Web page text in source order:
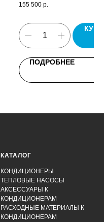
155 500 р.
ПОДРОБНЕЕ
КАТАЛОГ
КОНДИЦИОНЕРЫ
ТЕПЛОВЫЕ НАСОСЫ
АКСЕССУАРЫ К
КОНДИЦИОНЕРАМ
РАСХОДНЫЕ МАТЕРИАЛЫ К
КОНДИЦИОНЕРАМ